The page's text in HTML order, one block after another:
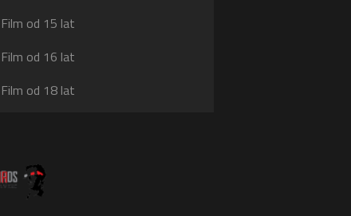
Film od 15 lat
Film od 16 lat
Film od 18 lat